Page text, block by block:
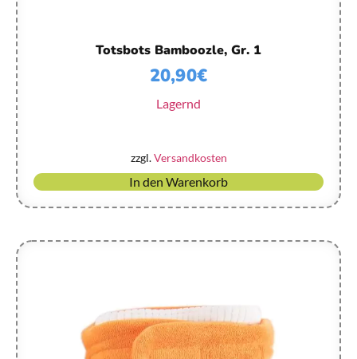
Totsbots Bamboozle, Gr. 1
20,90€
Lagernd
zzgl.Versandkosten
In den Warenkorb